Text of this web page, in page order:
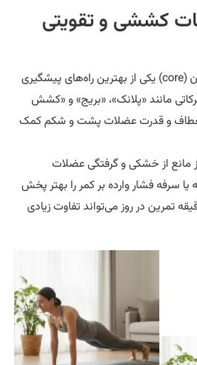
کششی و تقویتی
تقویت عضلات مرکزی بدن (core) یکی از بهترین راه‌های پیشگیری
«پلانک»، «بریج» و «کشش
و قدرت عضلات پشت و شکم کمک
از خشکی و گرفتگی عضلات
فشار وارده بر کمر را بهتر پخش
در روز می‌تواند تفاوت زیادی